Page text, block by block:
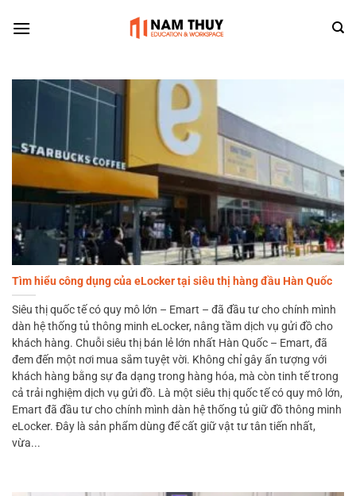
Tìm hiểu công dụng của eLocker tại siêu thị hàng đầu Hàn Quốc
Siêu thị quốc tế có quy mô lớn – Emart – đã đầu tư cho chính mình
dàn hệ thống tủ thông minh eLocker, nâng tầm dịch vụ gửi đồ cho
khách hàng. Chuỗi siêu thị bán lẻ lớn nhất Hàn Quốc – Emart, đã
đem đến một nơi mua sắm tuyệt vời. Không chỉ gây ấn tượng với
khách hàng bằng sự đa dạng trong hàng hóa, mà còn tinh tế trong
cả trải nghiệm dịch vụ gửi đồ. Là một siêu thị quốc tế có quy mô lớn,
Emart đã đầu tư cho chính mình dàn hệ thống tủ giữ đồ thông minh
eLocker. Đây là sản phẩm dùng để cất giữ vật tư tân tiến nhất,
vừa...